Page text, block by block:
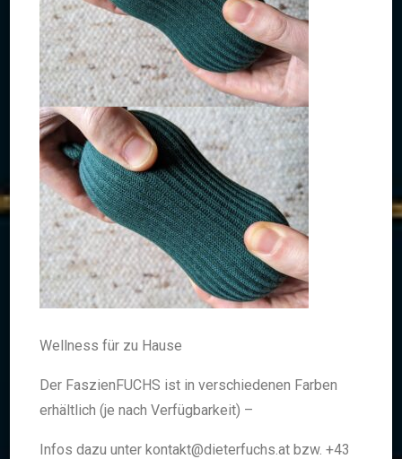
Wellness für zu Hause
Der FaszienFUCHS ist in verschiedenen Farben
erhältlich (je nach Verfügbarkeit) –
Infos dazu unter kontakt@dieterfuchs.at bzw. +43